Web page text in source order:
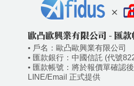
歐凸歐興業有限公司 - 匯款
• 戶名：歐凸歐興業有限公司
• 匯款銀行：中國信託 (代號
• 匯款帳號：將於報價單確認
LINE/Email 正式提供